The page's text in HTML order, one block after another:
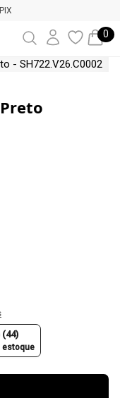
0
(44)
estoque